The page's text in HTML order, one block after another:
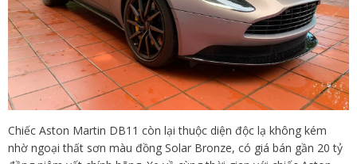
Chiếc Aston Martin DB11 còn lại thuộc diện độc lạ không kém
nhờ ngoại thất sơn màu đồng Solar Bronze, có giá bán gần 20 tỷ